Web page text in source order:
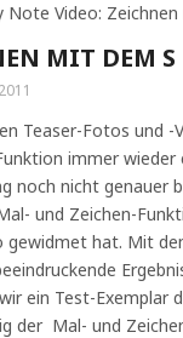
Note Video:
MIT DEM S
Teaser-Fotos und -
immer wieder
noch nicht genauer
und Zeichen-
gewidmet hat. Mit
ein Test-Exemplar
der Mal- und